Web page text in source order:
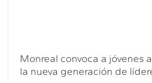
Monreal convoca a jóvenes
la nueva generación de